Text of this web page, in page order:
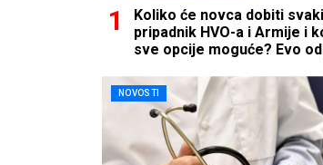
Koliko će novca dobiti svaki
pripadnik HVO-a i Armije i
sve opcije moguće? Evo
NOVOSTI